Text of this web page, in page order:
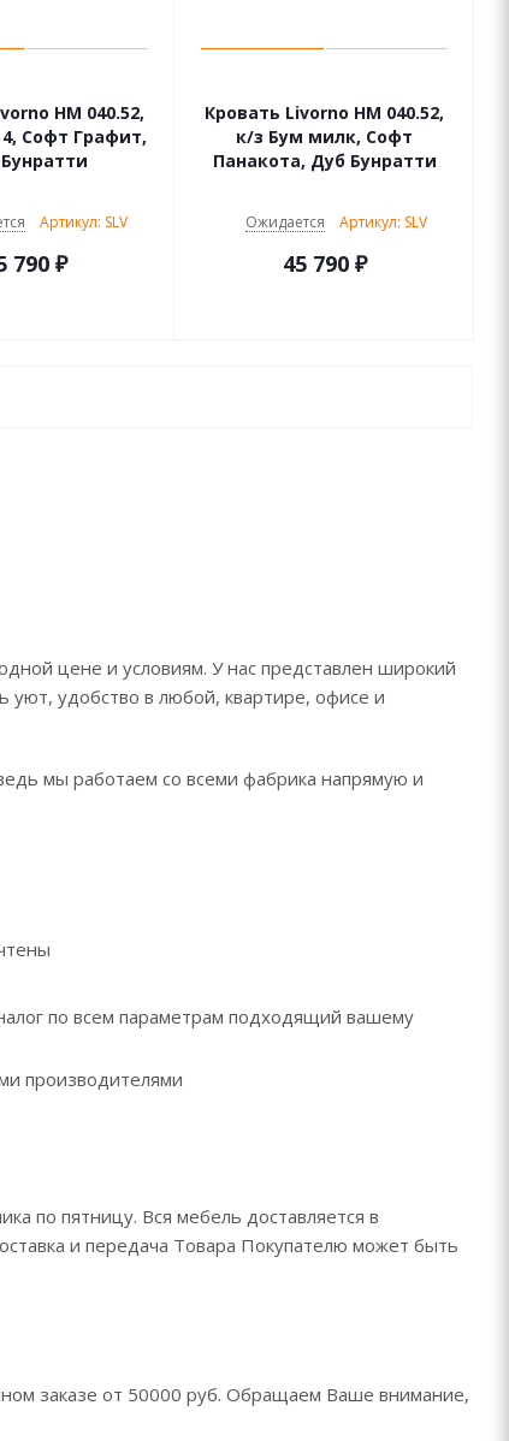
НМ 040.52,
Софт Графит,
Артикул: SLV
790₽
Кровать Livorno НМ 040.52,
к/з Бум милк, Софт
Панакота, Дуб Бунратти
Ожидается Артикул: SLV
45 790₽
цене и условиям. У нас представлен широкий
уют, удобство в любой, квартире, офисе и
мы работаем со всеми фабрика напрямую и
по всем параметрам подходящий вашему
производителями
по пятницу. Вся мебель доставляется в
и передача Товара Покупателю может быть
заказе от 50000 руб. Обращаем Ваше внимание,